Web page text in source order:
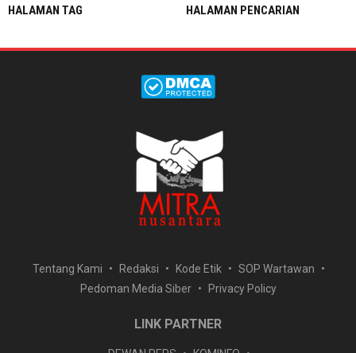
HALAMAN TAG
HALAMAN PENCARIAN
Tentang Kami Redaksi Kode Etik
SOP Wartawan
Pedoman Media Siber
Privacy Policy
LINK PARTNER